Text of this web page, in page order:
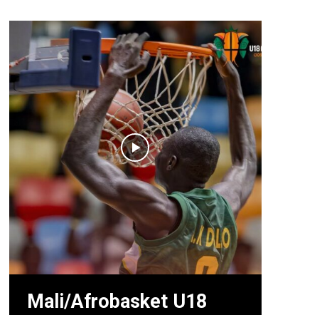
Mali/Afrobasket U18